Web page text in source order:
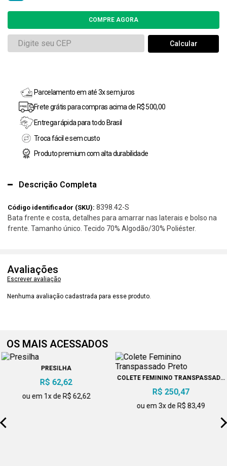
Parcelamento em até 3x sem juros
Frete grátis para compras acima de R$ 500,00
Entrega rápida para todo Brasil
Troca fácil e sem custo
Produto premium com alta durabilidade
Descrição Completa
Código identificador (SKU): 8398.42-S
Bata frente e costa, detalhes para amarrar nas laterais e bolso na
frente. Tamanho único. Tecido 70% Algodão/30% Poliéster.
Avaliações
Escrever avaliação
Nenhuma avaliação cadastrada para esse produto.
OS MAIS ACESSADOS
PRESILHA
R$ 62,62
ou em 1x de R$ 62,62
COLETE FEMININO TRANSPASSADO
PRETO
R$ 250,47
ou em 3x de R$ 83,49